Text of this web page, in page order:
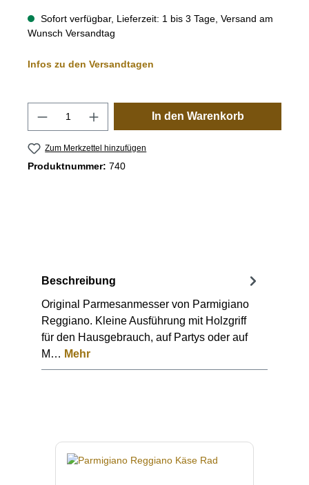
Sofort verfügbar, Lieferzeit: 1 bis 3 Tage, Versand am
Wunsch Versandtag
Infos zu den Versandtagen
Produkt Anzahl: Gib den gewünschten
In den Warenkorb
Zum Merkzettel hinzufügen
Produktnummer: 740
Beschreibung
Original Parmesanmesser von Parmigiano
Reggiano. Kleine Ausführung mit Holzgriff
für den Hausgebrauch, auf Partys oder auf
M… Mehr
Produktgalerie überspringen